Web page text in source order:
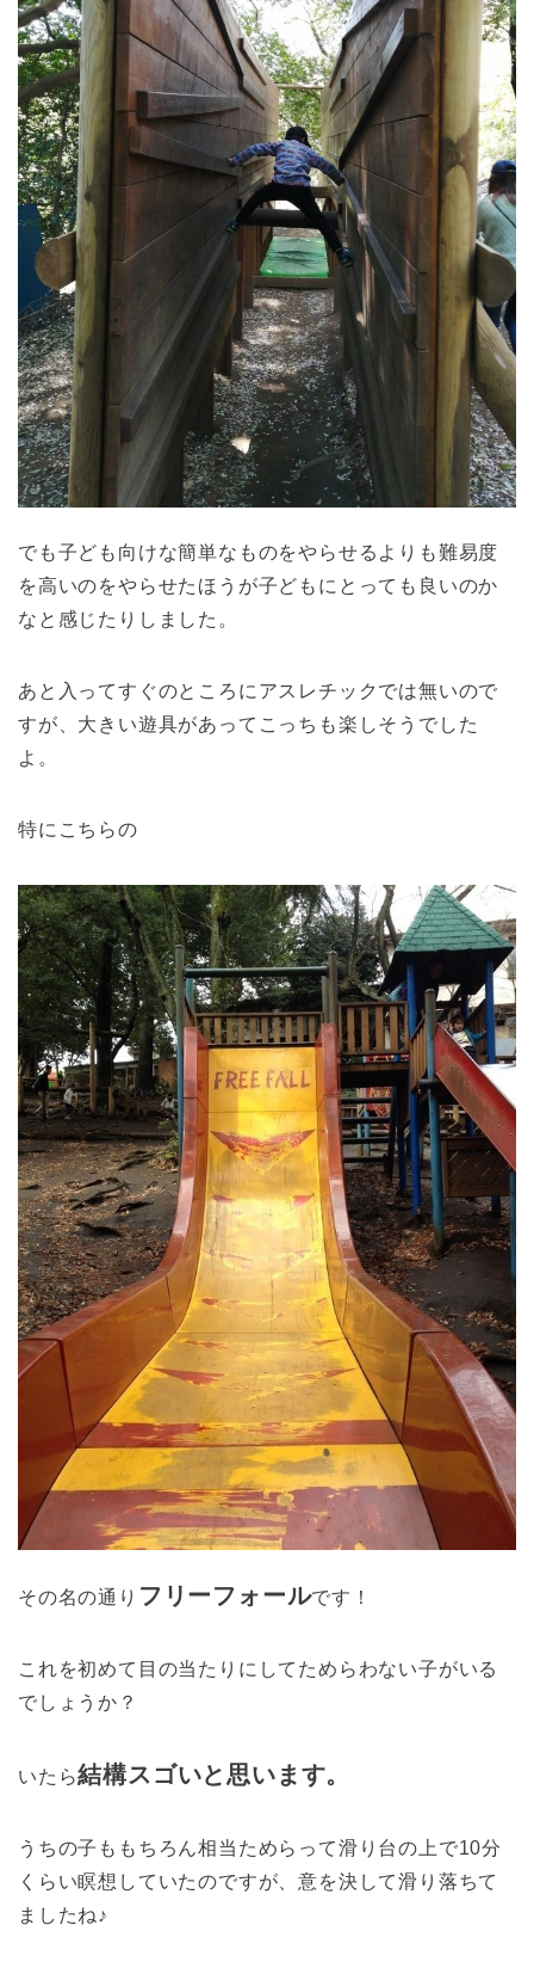
でも子ども向けな簡単なものをやらせるよりも難易度
を高いのをやらせたほうが子どもにとっても良いのか
なと感じたりしました。
あと入ってすぐのところにアスレチックでは無いので
すが、大きい遊具があってこっちも楽しそうでした
よ。
特にこちらの
その名の通り フリーフォールです！
これを初めて目の当たりにしてためらわない子がいる
でしょうか？
いたら結構スゴいと思います。
うちの子ももちろん相当ためらって滑り台の上で10分
くらい瞑想していたのですが、意を決して滑り落ちて
ましたね♪